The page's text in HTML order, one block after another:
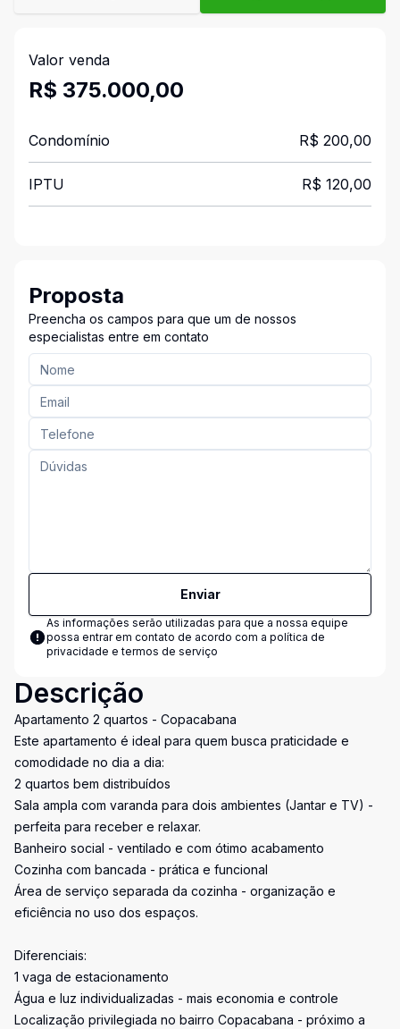
Valor venda
R$ 375.000,00
Condomínio R$ 200,00
IPTU R$ 120,00
Proposta
Preencha os campos para que um de nossos
especialistas entre em contato
Enviar
As informações serão utilizadas para que a nossa equipe
possa entrar em contato de acordo com a política de
privacidade e termos de serviço
Descrição
Apartamento 2 quartos - Copacabana
Este apartamento é ideal para quem busca praticidade e
comodidade no dia a dia:
2 quartos bem distribuídos
Sala ampla com varanda para dois ambientes (Jantar e TV) -
perfeita para receber e relaxar.
Banheiro social - ventilado e com ótimo acabamento
Cozinha com bancada - prática e funcional
Área de serviço separada da cozinha - organização e
eficiência no uso dos espaços.
Diferenciais:
1 vaga de estacionamento
Água e luz individualizadas - mais economia e controle
Localização privilegiada no bairro Copacabana - próximo a